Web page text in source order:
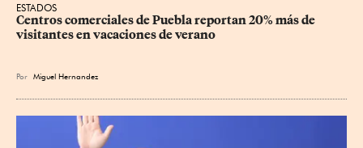
ESTADOS
Centros comerciales de Puebla reportan 20% más de
visitantes en vacaciones de verano
Por Miguel Hernandez